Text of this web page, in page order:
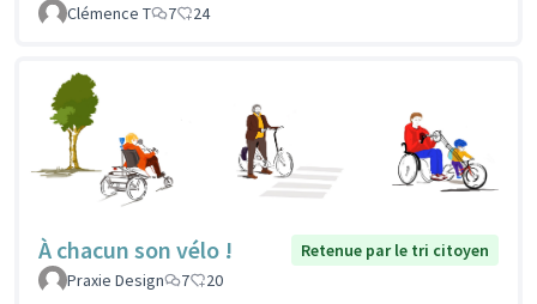
Clémence T
7 24
À chacun son vélo !
Retenue par le tri citoyen
Praxie Design
7 20